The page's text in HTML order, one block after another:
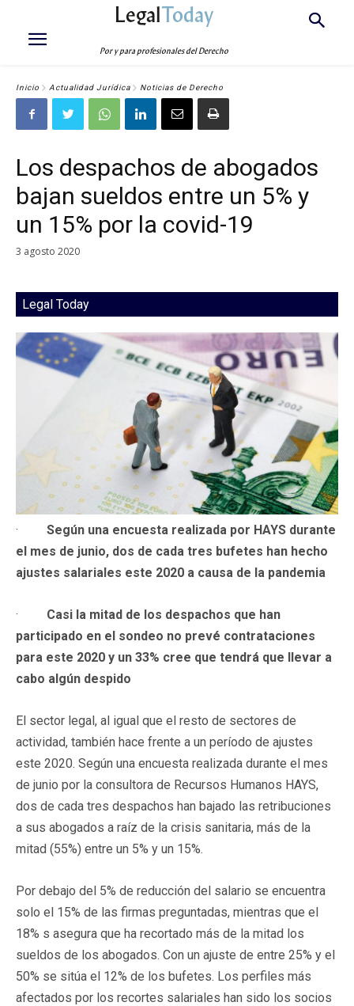
LegalToday
Por y para profesionales del Derecho
Inicio Actualidad Jurídica Noticias de Derecho
Los despachos de abogados
bajan sueldos entre un 5% y
un 15% por la covid-19
3 agosto 2020
Legal Today
· Según una encuesta realizada por HAYS durante
el mes de junio, dos de cada tres bufetes han hecho
ajustes salariales este 2020 a causa de la pandemia
· Casi la mitad de los despachos que han
participado en el sondeo no prevé contrataciones
para este 2020 y un 33% cree que tendrá que llevar a
cabo algún despido
El sector legal, al igual que el resto de sectores de
actividad, también hace frente a un período de ajustes
este 2020. Según una encuesta realizada durante el mes
de junio por la consultora de Recursos Humanos HAYS,
dos de cada tres despachos han bajado las retribuciones
a sus abogados a raíz de la crisis sanitaria, más de la
mitad (55%) entre un 5% y un 15%.
Por debajo del 5% de reducción del salario se encuentra
solo el 15% de las firmas preguntadas, mientras que el
18% s asegura que ha recortado más de la mitad los
sueldos de los abogados. Con un ajuste de entre 25% y el
50% se sitúa el 12% de los bufetes. Los perfiles más
afectados por los recortes salariales han sido los socios